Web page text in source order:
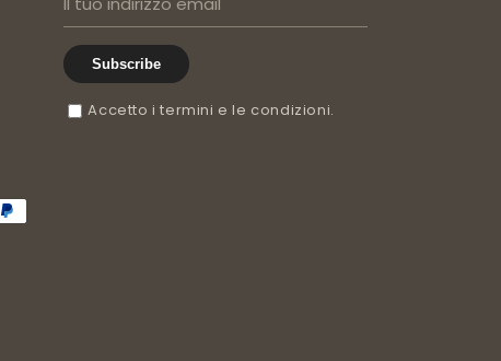
Subscribe
Accetto i termini e le condizioni.